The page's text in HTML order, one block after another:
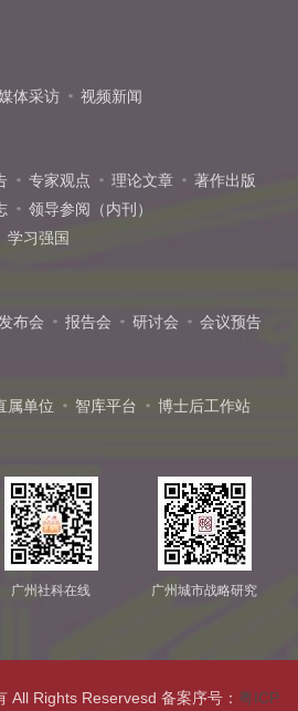
体采访 视频新闻
专家观点 理论文章
著作出版
领导参阅（内刊）
学习强国
发布会 报告会 研讨会 会议预告
属单位 智库平台
博士后工作站
广州社科在线 广州城市战略研究
All Rights Reservesd 备案序号： 粤ICP